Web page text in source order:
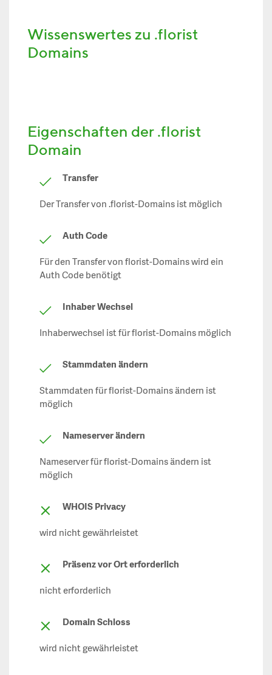
Wissenswertes zu .florist
Domains
Eigenschaften der .florist
Domain
Transfer
Der Transfer von .florist-Domains ist möglich
Auth Code
Für den Transfer von florist-Domains wird ein
Auth Code benötigt
Inhaber Wechsel
Inhaberwechsel ist für florist-Domains möglich
Stammdaten ändern
Stammdaten für florist-Domains ändern ist
möglich
Nameserver ändern
Nameserver für florist-Domains ändern ist
möglich
WHOIS Privacy
wird nicht gewährleistet
Präsenz vor Ort erforderlich
nicht erforderlich
Domain Schloss
wird nicht gewährleistet